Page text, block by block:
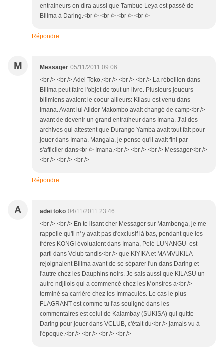
entraineurs on dira aussi que Tambue Leya est passé de
Bilima à Daring.<br /> <br /> <br /> <br />
Répondre
M Messager 05/11/2011 09:06
<br /> <br /> Adei Toko,<br /> <br /> <br /> La rébellion dans
Bilima peut faire l'objet de tout un livre. Plusieurs joueurs
bilimiens avaient le coeur ailleurs: Kilasu est venu dans
Imana. Avant lui Alidor Makombo avait changé de camp<br />
avant de devenir un grand entraîneur dans Imana. J'ai des
archives qui attestent que Durango Yamba avait tout fait pour
jouer dans Imana. Mangala, je pense qu'il avait fini par
s'afficlier dans<br /> Imana.<br /> <br /> <br /> Messager<br />
<br /> <br /> <br />
Répondre
A adei toko 04/11/2011 23:46
<br /> <br /> En te lisant cher Messager sur Mambenga, je me
rappelle qu'il n' y avait pas d'exclusif là bas, pendant que les
frères KONGI évoluaient dans Imana, Pelé LUNANGU est
parti dans Vclub tandis<br /> que KIYIKA et MAMVUKILA
rejoignaient Bilima avant de se séparer l'un dans Daring et
l'autre chez les Dauphins noirs. Je sais aussi que KILASU un
autre ndjilois qui a commencé chez les Monstres a<br />
terminé sa carrière chez les Immaculés. Le cas le plus
FLAGRANT est comme tu l'as souligné dans les
commentaires est celui de Kalambay (SUKISA) qui quitte
Daring pour jouer dans VCLUB, c'était du<br /> jamais vu à
l'époque.<br /> <br /> <br /> <br />